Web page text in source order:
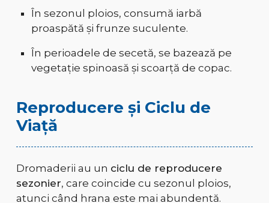
În sezonul ploios, consumă iarbă
proaspătă și frunze suculente.
În perioadele de secetă, se bazează pe
vegetație spinoasă și scoarță de copac.
Reproducere și Ciclu de
Viață
Dromaderii au un ciclu de reproducere
sezonier, care coincide cu sezonul ploios,
atunci când hrana este mai abundentă.